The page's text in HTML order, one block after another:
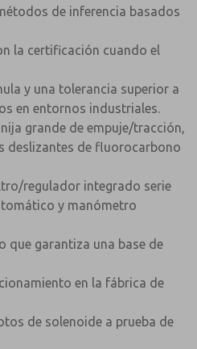
de inferencia basados
la certificación cuando el
y una tolerancia superior a
en entornos industriales.
grande de empuje/tracción,
deslizantes de fluorocarbono
regulador integrado serie
y manómetro
que garantiza una base de
en la fábrica de
de solenoide a prueba de